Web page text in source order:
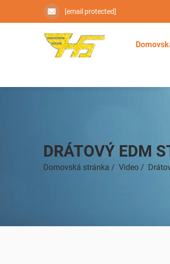
[email protected]
DRÁTOVÝ EDM
Domovská stránka / Video /